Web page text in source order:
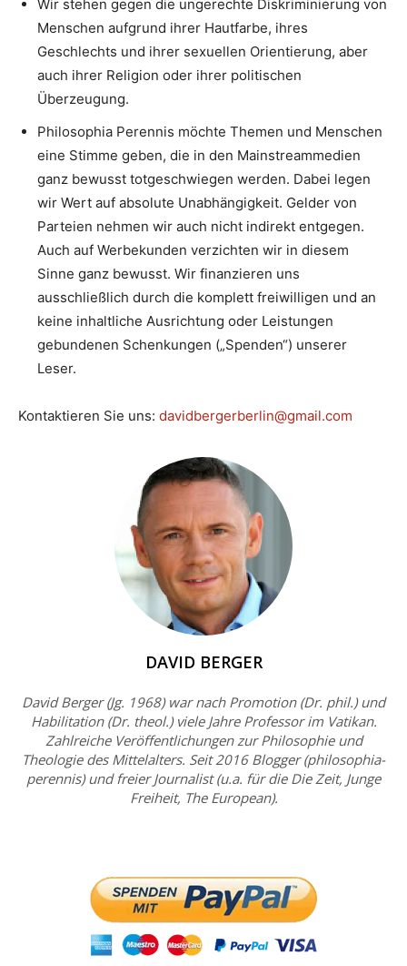
Wir stehen gegen die ungerechte Diskriminierung von
Menschen aufgrund ihrer Hautfarbe, ihres
Geschlechts und ihrer sexuellen Orientierung, aber
auch ihrer Religion oder ihrer politischen
Überzeugung.
Philosophia Perennis möchte Themen und Menschen
eine Stimme geben, die in den Mainstreammedien
ganz bewusst totgeschwiegen werden. Dabei legen
wir Wert auf absolute Unabhängigkeit. Gelder von
Parteien nehmen wir auch nicht indirekt entgegen.
Auch auf Werbekunden verzichten wir in diesem
Sinne ganz bewusst. Wir finanzieren uns
ausschließlich durch die komplett freiwilligen und an
keine inhaltliche Ausrichtung oder Leistungen
gebundenen Schenkungen („Spenden“) unserer
Leser.
Kontaktieren Sie uns: davidbergerberlin@gmail.com
DAVID BERGER
David Berger (Jg. 1968) war nach Promotion (Dr. phil.) und
Habilitation (Dr. theol.) viele Jahre Professor im Vatikan.
Zahlreiche Veröffentlichungen zur Philosophie und
Theologie des Mittelalters. Seit 2016 Blogger (philosophia-
perennis) und freier Journalist (u.a. für die Die Zeit, Junge
Freiheit, The European).